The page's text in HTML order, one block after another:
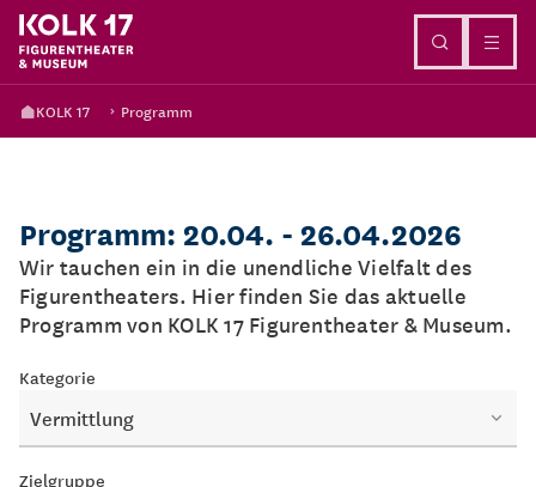
KOLK 17 Programm
Programm: 20.04. - 26.04.2026
Wir tauchen ein in die unendliche Vielfalt des
Figurentheaters. Hier finden Sie das aktuelle
Programm von KOLK 17 Figurentheater & Museum.
Kategorie
Vermittlung
Zielgruppe